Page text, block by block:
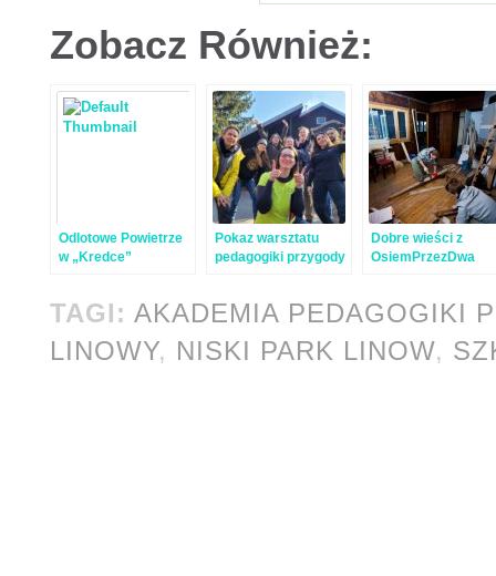
Zobacz Również:
Odlotowe Powietrze
w „Kredce”
Pokaz warsztatu
pedagogiki przygody
Dobre wieści z
OsiemPrzezDwa
TAGI: AKADEMIA PEDAGOGIKI
LINOWY, NISKI PARK LINOW,